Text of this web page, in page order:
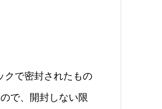
クで密封されたもの
で、開封しない限